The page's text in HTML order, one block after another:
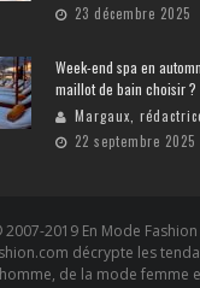
23 décembre 2025
Week-end spa en
maillot de bain choisir ?
Margaux,
22 septembre 2025
2007-2019 En Mode Fashion
décrypte les
de la mode femme